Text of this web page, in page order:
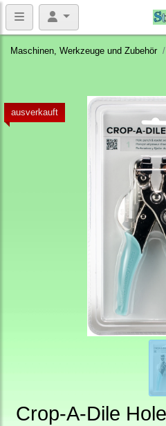
Maschinen, Werkzeuge und Zubehör
ausverkauft
Crop-A-Dile